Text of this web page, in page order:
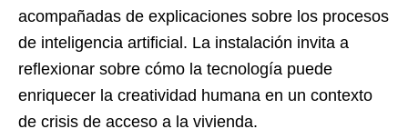
acompañadas de explicaciones sobre los procesos
de inteligencia artificial. La instalación invita a
reflexionar sobre cómo la tecnología puede
enriquecer la creatividad humana en un contexto
de crisis de acceso a la vivienda.